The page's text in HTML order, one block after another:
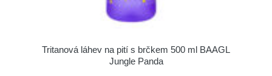
Tritanová láhev na pití s brčkem 500 ml BAAGL
Jungle Panda